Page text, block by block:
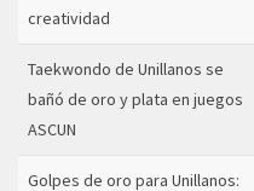
creatividad
Taekwondo de Unillanos se
bañó de oro y plata en juegos
ASCUN
Golpes de oro para Unillanos: